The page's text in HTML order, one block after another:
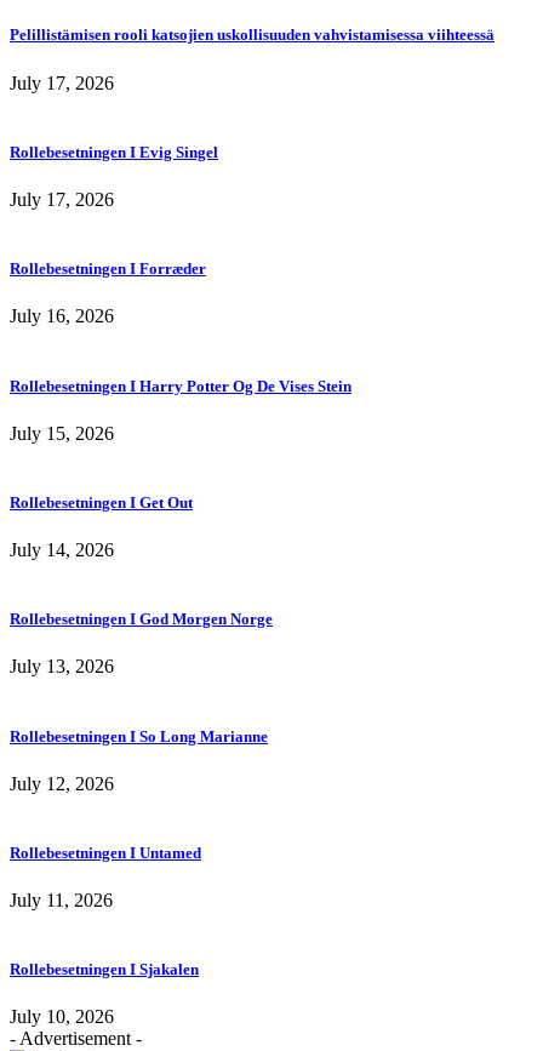
Pelillistämisen rooli katsojien uskollisuuden vahvistamisessa viihteessä
July 17, 2026
Rollebesetningen I Evig Singel
July 17, 2026
Rollebesetningen I Forræder
July 16, 2026
Rollebesetningen I Harry Potter Og De Vises Stein
July 15, 2026
Rollebesetningen I Get Out
July 14, 2026
Rollebesetningen I God Morgen Norge
July 13, 2026
Rollebesetningen I So Long Marianne
July 12, 2026
Rollebesetningen I Untamed
July 11, 2026
Rollebesetningen I Sjakalen
July 10, 2026
- Advertisement -